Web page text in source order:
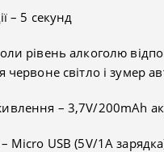
– 5 секунд
рівень алкоголю
червоне світло і зумер
– 3,7V/200mAh
Micro USB (5V/1A